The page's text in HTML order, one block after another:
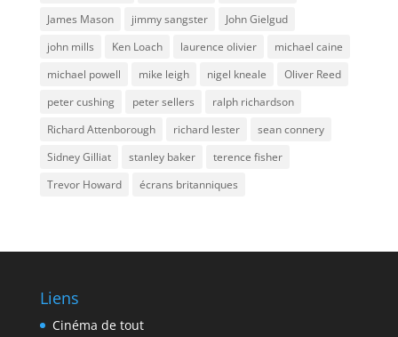
James Mason
jimmy sangster
John Gielgud
john mills
Ken Loach laurence olivier
michael caine
michael powell
mike leigh nigel kneale
Oliver Reed
peter cushing
peter sellers
ralph richardson
Richard Attenborough
richard lester
sean connery
Sidney Gilliat
stanley baker
terence fisher
Trevor Howard
écrans britanniques
Liens
Cinéma de tout